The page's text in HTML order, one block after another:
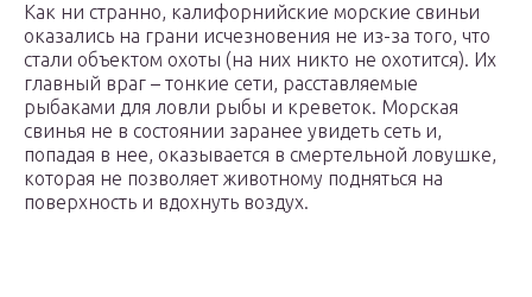
Как ни странно, калифорнийские морские свиньи
оказались на грани исчезновения не из-за того, что
стали объектом охоты (на них никто не охотится). Их
главный враг – тонкие сети, расставляемые
рыбаками для ловли рыбы и креветок. Морская
свинья не в состоянии заранее увидеть сеть и,
попадая в нее, оказывается в смертельной ловушке,
которая не позволяет животному подняться на
поверхность и вдохнуть воздух.